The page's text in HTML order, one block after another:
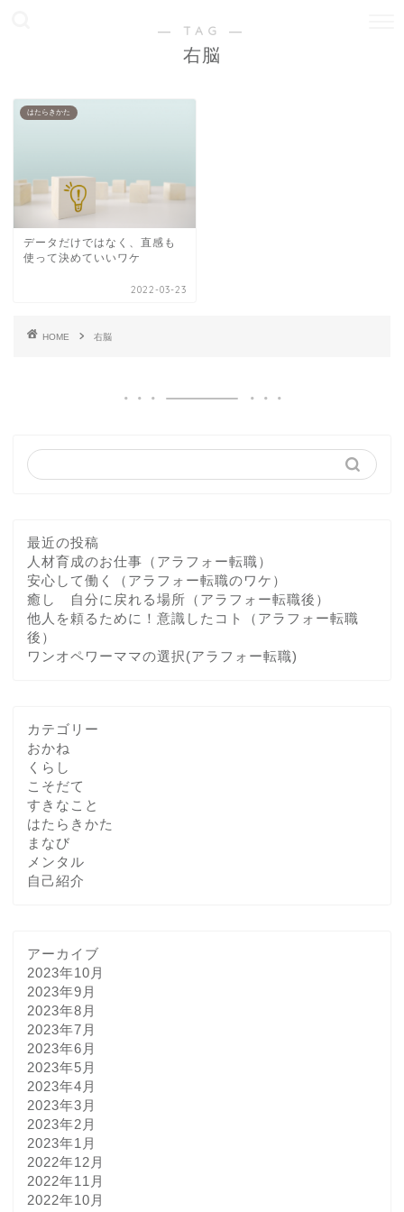
― TAG ―
右脳
はたらきかた
データだけではなく、直感も
使って決めていいワケ
2022-03-23
HOME 右脳
最近の投稿
人材育成のお仕事（アラフォー転職）
安心して働く（アラフォー転職のワケ）
癒し 自分に戻れる場所（アラフォー転職後）
他人を頼るために！意識したコト（アラフォー転職
後）
ワンオペワーママの選択(アラフォー転職)
カテゴリー
おかね
くらし
こそだて
すきなこと
はたらきかた
まなび
メンタル
自己紹介
アーカイブ
2023年10月
2023年9月
2023年8月
2023年7月
2023年6月
2023年5月
2023年4月
2023年3月
2023年2月
2023年1月
2022年12月
2022年11月
2022年10月